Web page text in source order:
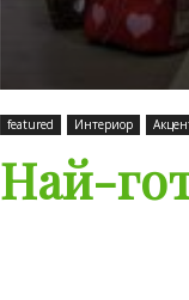
featured Интериор
Най-